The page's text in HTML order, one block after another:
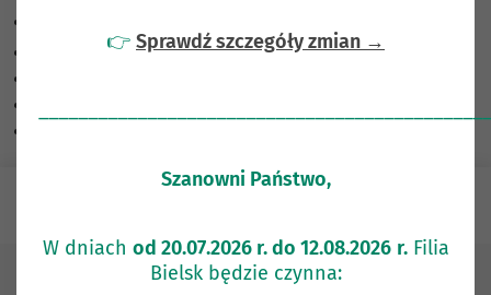
Skalowanie treści 100%
Klienci indywidualni Inne usługi
Program Dobry
👉 Sprawdź szczegóły zmian →
Szanowni Państwo,
W dniach od 20.07.2026 r. do 12.08.2026 r.Filia
Bielsk będzie czynna: